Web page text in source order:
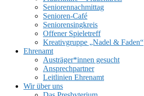
Seniorennachmittag
Senioren-Café
Seniorensingkreis
Offener Spieletreff
Kreativgruppe „Nadel & Faden“
Ehrenamt
Austräger*innen gesucht
Ansprechpartner
Leitlinien Ehrenamt
Wir über uns